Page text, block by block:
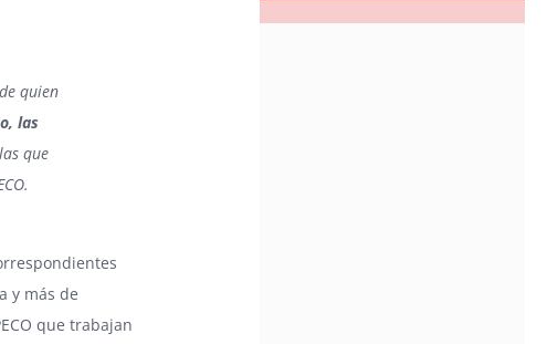
quien
las
que
y más de
que trabajan